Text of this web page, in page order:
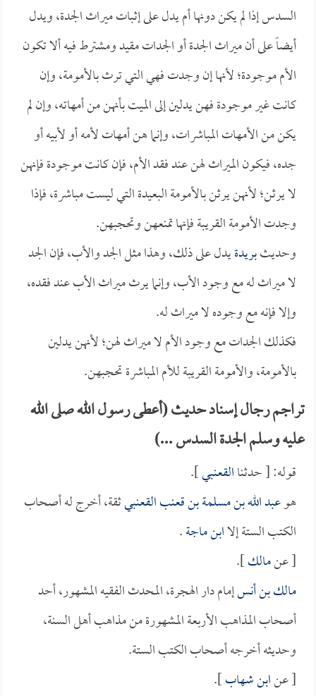
السدس إذا لم يكن دونها أم يدل على إثبات ميراث الجدة، ويدل
أيضاً على أن ميراث الجدة أو الجدات مقيد ومشترط فيه ألا تكون
الأم موجودة؛ لأنها إن وجدت فهي التي ترث بالأمومة، وإن
كانت غير موجودة فهن يدلين إلى الميت بأنهن من أمهاته، وإن لم
يكن من الأمهات المباشرات، وإنما هن أمهات لأمه أو لأبيه أو
جده، فيكون الميراث لهن عند فقد الأم، فإن كانت موجودة فإنهن
لا يرثن؛ لأنهن يرثن بالأمومة البعيدة التي ليست مباشرة، فإذا
وجدت الأمومة القريبة فإنها تمنعهن وتحجبهن.
وحديثبريدةيدل على ذلك، وهذا مثل الجد والأب، فإن الجد
لا ميراث له مع وجود الأب، وإنما يرث ميراث الأب عند فقده،
وإلا فإنه مع وجوده لا ميراث له.
فكذلك الجدات مع وجود الأم لا ميراث لهن؛ لأنهن يدلين
بالأمومة، والأمومة القريبة للأم المباشرة تحجبهن.
تراجم رجال إسناد حديث (أعطى رسول الله صلى الله
عليه وسلم الجدة السدس ...)
قوله: [ حدثناالقعنبي].
هوعبد الله بن مسلمة بن قعنب القعنبيثقة، أخرج له أصحاب
الكتب الستة إلاابن ماجة.
[ عنمالك].
مالك بن أنسإمام دار الهجرة، المحدث الفقيه المشهور، أحد
أصحاب المذاهب الأربعة المشهورة من مذاهب أهل السنة،
وحديثه أخرجه أصحاب الكتب الستة.
[ عنابن شهاب].